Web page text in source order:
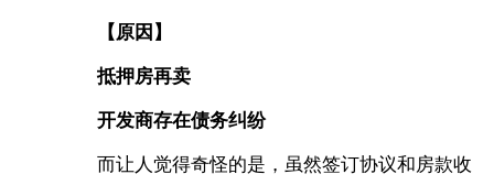
【原因】
抵押房再卖
开发商存在债务纠纷
而让人觉得奇怪的是，虽然签订协议和房款收